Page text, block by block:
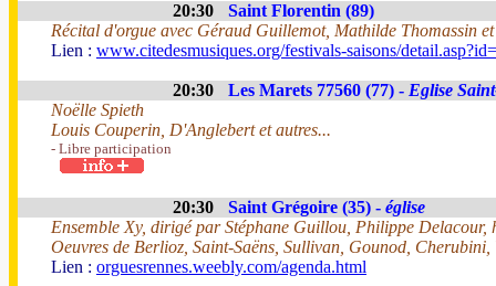
20:30
Saint Florentin (89)
Récital d'orgue avec Géraud Guillemot, Mathilde Thomassin
Lien : www.citedesmusiques.org/festivals-saisons/
20:30 Les Marets 77560 (77) - Eglise
Noëlle Spieth
Louis Couperin, D'Anglebert et autres...
- Libre participation
20:30 Saint Grégoire (35) - église
Ensemble Xy, dirigé par Stéphane Guillou, Philippe Delacour,
Oeuvres de Berlioz, Saint-Saëns, Sullivan, Gounod,
Lien : orguesrennes.weebly.com/agenda.html